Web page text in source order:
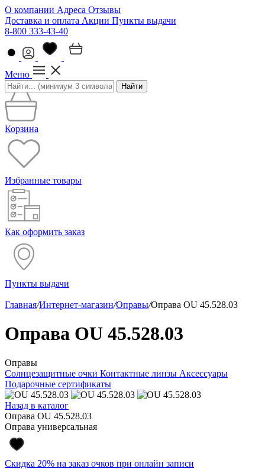
О компании Адреса Отзывы
Доставка и оплата Акции Пункты выдачи
8-800 333-43-40
Меню
Найти
Корзина
Избранные товары
Как оформить заказ
Пункты выдачи
Главная/Интернет-магазин/Оправы/Оправа OU 45.528.03
Оправа OU 45.528.03
Оправы
Солнцезащитные очки Контактные линзы Аксессуары
Подарочные сертификаты
Назад в каталог
Оправа OU 45.528.03
Оправа универсальная
Скидка 20% на заказ очков при онлайн записи